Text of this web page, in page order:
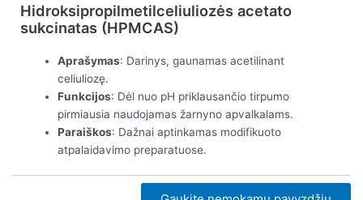
Hidroksipropilmetilceliuliozės acetato
sukcinatas (HPMCAS)
Aprašymas: Darinys, gaunamas acetilinant
celiuliozę.
Funkcijos: Dėl nuo pH priklausančio tirpumo
pirmiausia naudojamas žarnyno apvalkalams.
Paraiškos: Dažnai aptinkamas modifikuoto
atpalaidavimo preparatuose.